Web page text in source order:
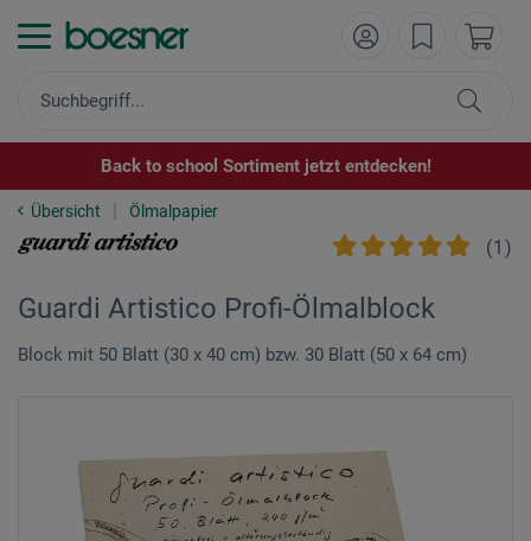
Back to school Sortiment jetzt entdecken!
Übersicht Ölmalpapier
(1 )
Guardi Artistico Profi-Ölmalblock
Block mit 50 Blatt (30 x 40 cm) bzw. 30 Blatt (50 x 64 cm)